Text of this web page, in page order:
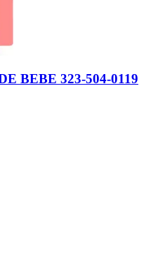
BEBE 323-504-0119